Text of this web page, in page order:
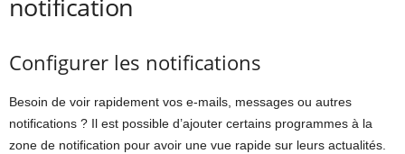
Configurer les notifications
Besoin de voir rapidement vos e-mails, messages ou autres
notifications ? Il est possible d’ajouter certains programmes à la
zone de notification pour avoir une vue rapide sur leurs actualités.